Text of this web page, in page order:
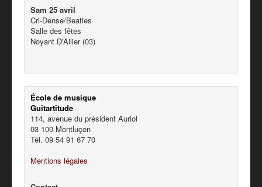
Sam 25 avril
Cri-Dense/Beatles
Salle des fêtes
Noyant D'Allier (03)
École de musique
Guitartitude
114, avenue du président Auriol
03 100 Montluçon
Tél. 09 54 91 67 70
Mentions légales